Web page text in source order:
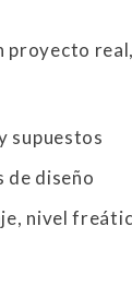
proyecto
supuestos
diseño
nivel